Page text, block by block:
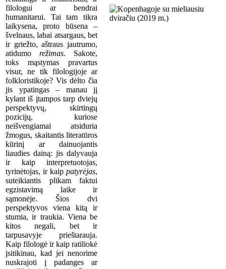
filologui ar bendrai
humanitarui. Tai tam tikra
laikysena, proto būsena –
švelnaus, labai atsargaus, bet
ir griežto, aštraus jautrumo,
atidumo režimas. Sakote,
toks mąstymas pravartus
visur, ne tik filologijoje ar
folkloristikoje? Vis dėlto čia
jis ypatingas – manau jį
kylant iš įtampos tarp dviejų
perspektyvų, skirtingų
pozicijų, kuriose
neišvengiamai atsiduria
žmogus, skaitantis literatūros
kūrinį ar dainuojantis
liaudies dainą: jis dalyvauja
ir kaip interpretuotojas,
tyrinėtojas, ir kaip patyrėjas,
suteikiantis plikam faktui
egzistavimą laike ir
sąmonėje. Šios dvi
perspektyvos viena kitą ir
stumia, ir traukia. Viena be
kitos negali, bet ir
tarpusavyje prieštarauja.
Kaip filologė ir kaip ratiliokė
įsitikinau, kad jei nenorime
nuskrajoti į padanges ar